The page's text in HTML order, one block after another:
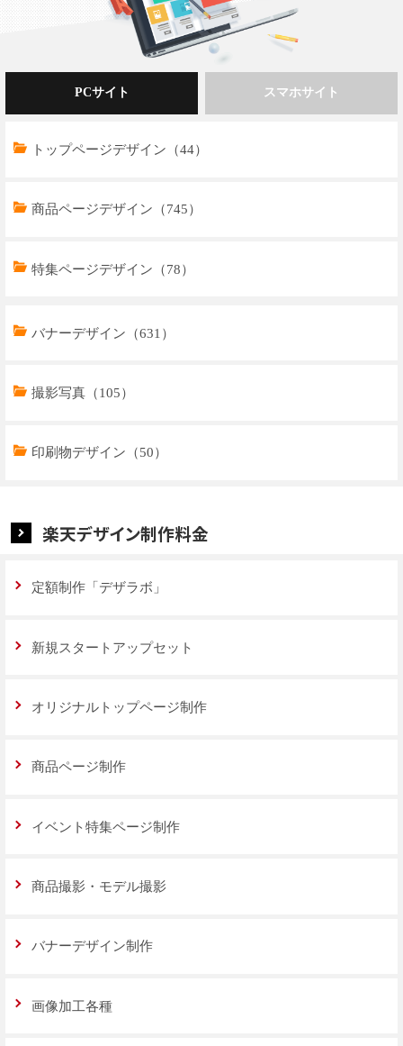
PCサイト
トップページデザイン（44）
商品ページデザイン（745）
特集ページデザイン（78）
スマホサイト
トップページデザイン（32）
商品ページデザイン（769）
特集ページデザイン（59）
バナーデザイン（631）
撮影写真（105）
印刷物デザイン（50）
楽天デザイン制作料金
定額制作「デザラボ」
新規スタートアップセット
オリジナルトップページ制作
商品ページ制作
イベント特集ページ制作
商品撮影・モデル撮影
バナーデザイン制作
画像加工各種